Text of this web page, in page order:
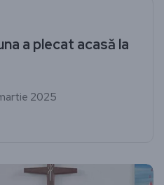
a plecat acasă la
2025